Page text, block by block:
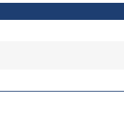
не помогают,